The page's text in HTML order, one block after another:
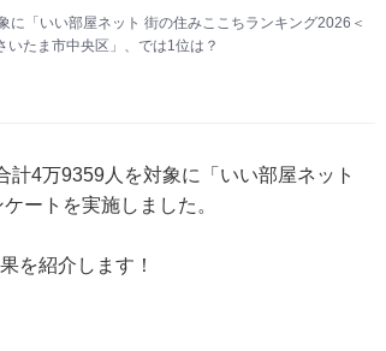
「いい部屋ネット 街の住みここちランキング2026＜
たま市中央区」、では1位は？
4万9359人を対象に「いい部屋ネット
ートを実施しました。
を紹介します！